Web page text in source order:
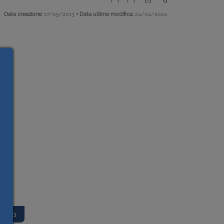
Data creazione: 17/05/2013 • Data ultima modifica: 24/04/2024